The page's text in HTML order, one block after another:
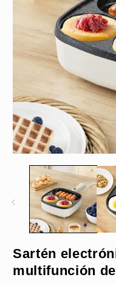
elemento
multimedia
una
ventana
modal
Sartén
multifunción